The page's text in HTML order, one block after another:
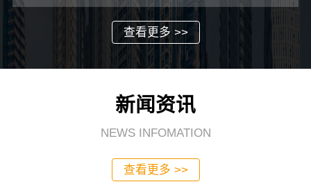
查看更多 >>
新闻资讯
NEWS INFOMATION
查看更多 >>